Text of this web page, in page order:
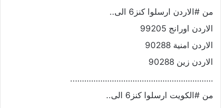
من #الاردن ارسلوا كنز6 الى..
الاردن اورانج 99205
الاردن امنية 90288
الاردن زين 90288
……………………………………………………..
من #الكويت ارسلوا كنز6 الى..